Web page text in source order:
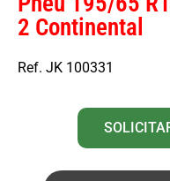
2 Continental
Ref. JK 100331